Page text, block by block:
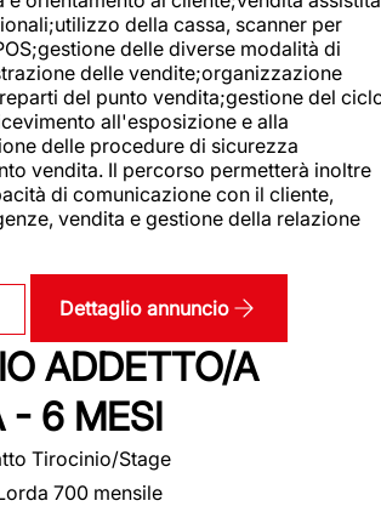
della cassa, scanner per
delle diverse modalità di
delle vendite;organizzazione
del punto vendita;gestione del
all'esposizione e alla
delle procedure di sicurezza
vendita. Il percorso permetterà inoltre
di comunicazione con il cliente,
vendita e gestione della relazione
Dettaglio annuncio
ADDETTO/A
- 6 MESI
Tirocinio/Stage
700 mensile